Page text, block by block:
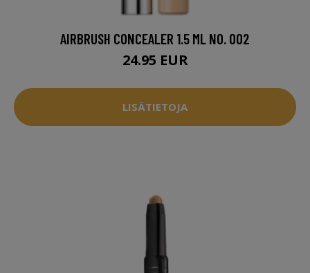
AIRBRUSH CONCEALER 1.5 ML NO. 002
24.95 EUR
LISÄTIETOJA